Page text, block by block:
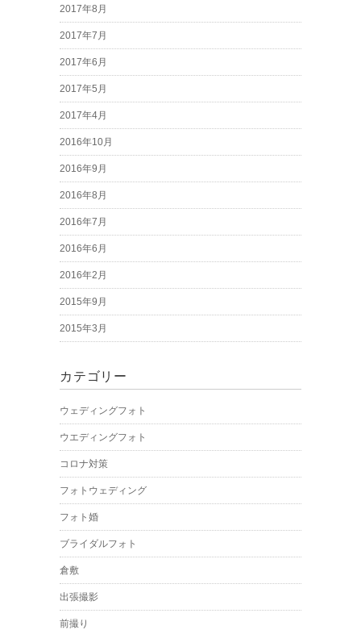
2017年8月
2017年7月
2017年6月
2017年5月
2017年4月
2016年10月
2016年9月
2016年8月
2016年7月
2016年6月
2016年2月
2015年9月
2015年3月
カテゴリー
ウェディングフォト
ウエディングフォト
コロナ対策
フォトウェディング
フォト婚
ブライダルフォト
倉敷
出張撮影
前撮り